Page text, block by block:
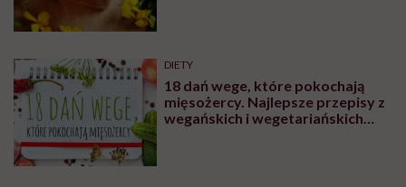
DIETY
18 dań wege, które pokochają
mięsożercy. Najlepsze przepisy z
wegańskich i wegetariańskich